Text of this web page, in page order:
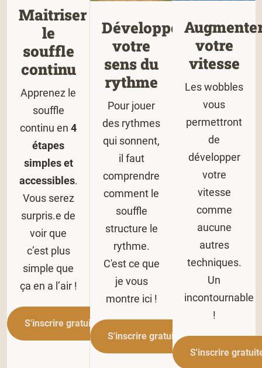
Maitriser
le
souffle
continu
Apprenez le
souffle
continu en4
étapes
simples et
accessibles.
Vous serez
surpris.e de
voir que
c’est plus
simple que
ça en a l’air !
S'inscrire gratuitement
Développer
votre
sens du
rythme
Pour jouer
des rythmes
qui sonnent,
il faut
comprendre
comment le
souffle
structure le
rythme.
C'est ce que
je vous
montre ici !
S'inscrire gratuitement
votre
vitesse
Les wobbles
vous
permettront
de
développer
votre
vitesse
comme
aucune
autres
techniques.
Un
incontournable
!
S'inscrire